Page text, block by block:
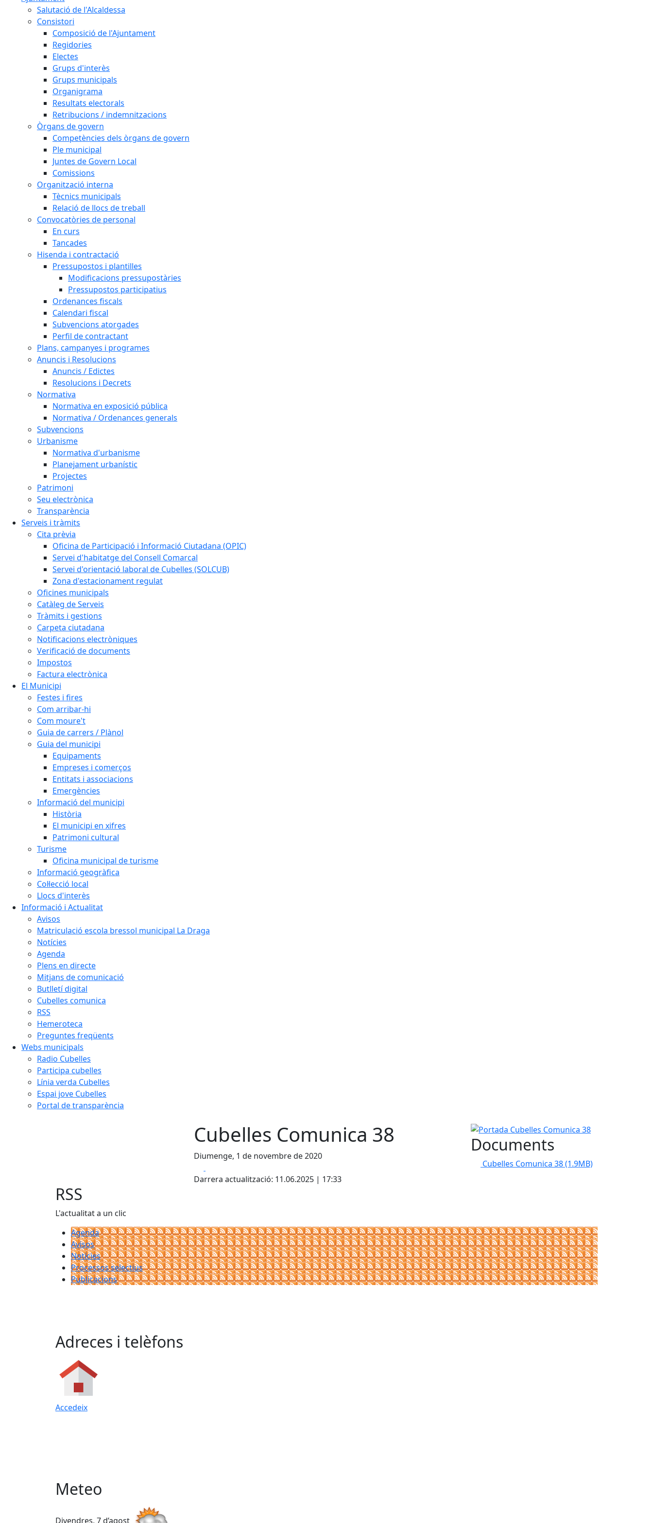
Salutació de l'Alcaldessa
Consistori
Composició de l'Ajuntament
Regidories
Electes
Grups d'interès
Grups municipals
Organigrama
Resultats electorals
Retribucions / indemnitzacions
Òrgans de govern
Competències dels òrgans de govern
Ple municipal
Juntes de Govern Local
Comissions
Organització interna
Tècnics municipals
Relació de llocs de treball
Convocatòries de personal
En curs
Tancades
Hisenda i contractació
Pressupostos i plantilles
Modificacions pressupostàries
Pressupostos participatius
Ordenances fiscals
Calendari fiscal
Subvencions atorgades
Perfil de contractant
Plans, campanyes i programes
Anuncis i Resolucions
Anuncis / Edictes
Resolucions i Decrets
Normativa
Normativa en exposició pública
Normativa / Ordenances generals
Subvencions
Urbanisme
Normativa d'urbanisme
Planejament urbanístic
Projectes
Patrimoni
Seu electrònica
Transparència
Serveis i tràmits
Cita prèvia
Oficina de Participació i Informació Ciutadana (OPIC)
Servei d'habitatge del Consell Comarcal
Servei d'orientació laboral de Cubelles (SOLCUB)
Zona d'estacionament regulat
Oficines municipals
Catàleg de Serveis
Tràmits i gestions
Carpeta ciutadana
Notificacions electròniques
Verificació de documents
Impostos
Factura electrònica
El Municipi
Festes i fires
Com arribar-hi
Com moure't
Guia de carrers / Plànol
Guia del municipi
Equipaments
Empreses i comerços
Entitats i associacions
Emergències
Informació del municipi
Història
El municipi en xifres
Patrimoni cultural
Turisme
Oficina municipal de turisme
Informació geogràfica
Col·lecció local
Llocs d'interès
Informació i Actualitat
Avisos
Matriculació escola bressol municipal La Draga
Notícies
Agenda
Plens en directe
Mitjans de comunicació
Butlletí digital
Cubelles comunica
RSS
Hemeroteca
Preguntes freqüents
Webs municipals
Radio Cubelles
Participa cubelles
Línia verda Cubelles
Espai jove Cubelles
Portal de transparència
Cubelles Comunica 38
Diumenge, 1 de novembre de 2020
Darrera actualització: 11.06.2025 | 17:33
Portada Cubelles Comunica 38
Documents
Cubelles Comunica 38(1.9MB)
RSS
L'actualitat a un clic
Agenda
Avisos
Notícies
Processos selectius
Publicacions
Adreces i telèfons
Accedeix
Meteo